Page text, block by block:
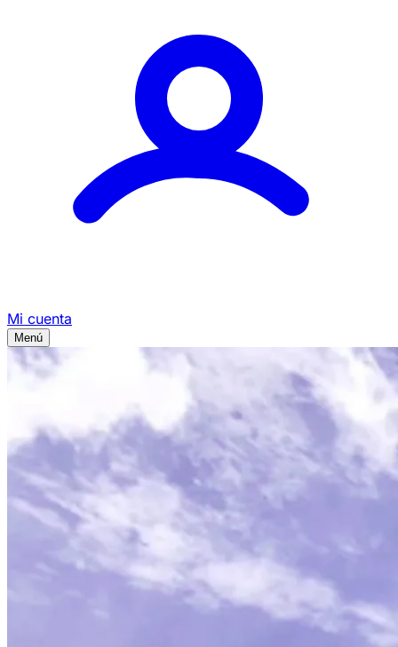
Mi cuenta
Menú